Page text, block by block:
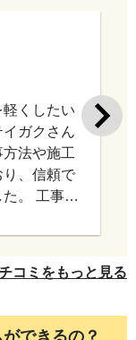
着を良くす
剤シリコン樹
ケレンがけを
くしたい
ガクさん
法や施工
、信頼で
。 工事中
けたので
当に良かっ
コミをもっと見る
できるの？